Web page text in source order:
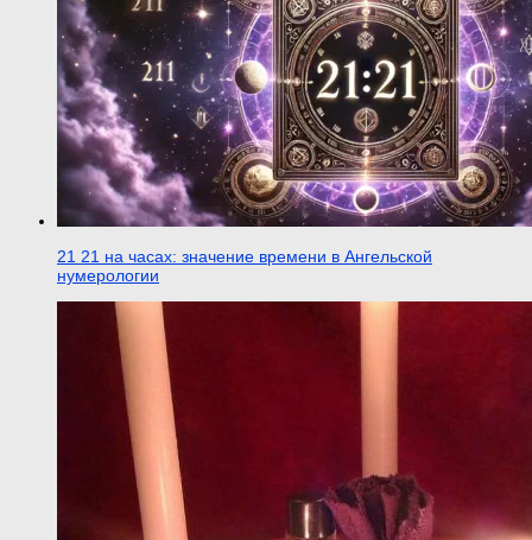
21 21 на часах: значение времени в Ангельской
нумерологии